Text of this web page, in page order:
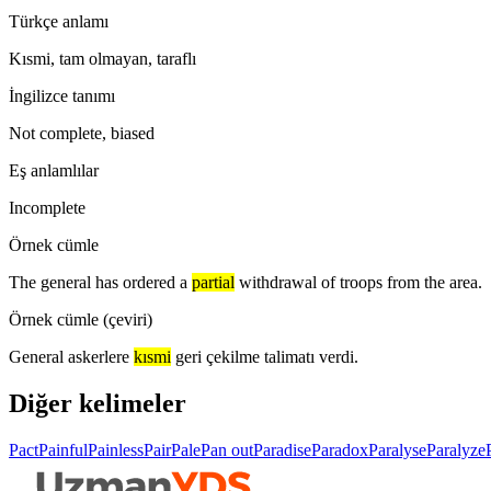
Türkçe anlamı
Kısmi, tam olmayan, taraflı
İngilizce tanımı
Not complete, biased
Eş anlamlılar
Incomplete
Örnek cümle
The general has ordered a partial withdrawal of troops from the area.
Örnek cümle (çeviri)
General askerlere kısmi geri çekilme talimatı verdi.
Diğer kelimeler
PactPainfulPainlessPairPalePan outParadiseParadoxParalyseParalyze